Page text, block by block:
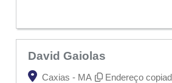
David Gaiolas
Caxias - MA Endereço